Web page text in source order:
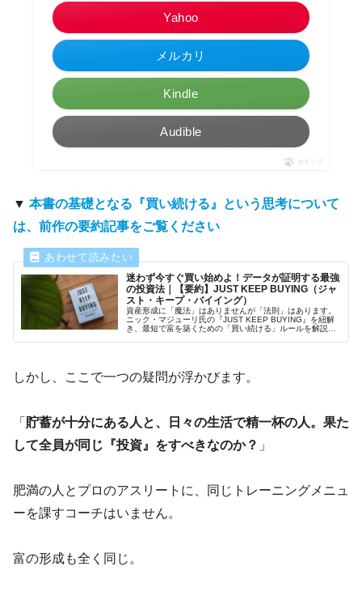
Yahoo
メルカリ
Kindle
Audible
ポチップ
▼ 本書の基礎となる『買い続ける』という思考について
は、前作の要約記事をご覧ください
迷わず今すぐ買い始めよ！データが証明する最強
の投資法｜【要約】JUST KEEP BUYING（ジャ
スト・キープ・バイイング）
資産形成に「魔法」はありませんが「法則」はあります。
ニック・マジューリ氏の『JUST KEEP BUYING』を紐解
き、最短で富を築くための「買い続ける」ルールを解説。
しかし、ここで一つの疑問が浮かびます。
「 貯蓄が十分にある人と、日々の生活で精一杯の人。果た
して全員が同じ『投資』をすべきなのか？ 」
肥満の人とプロのアスリートに、同じトレーニングメニュ
ーを課すコーチはいません。
富の形成も全く同じ。